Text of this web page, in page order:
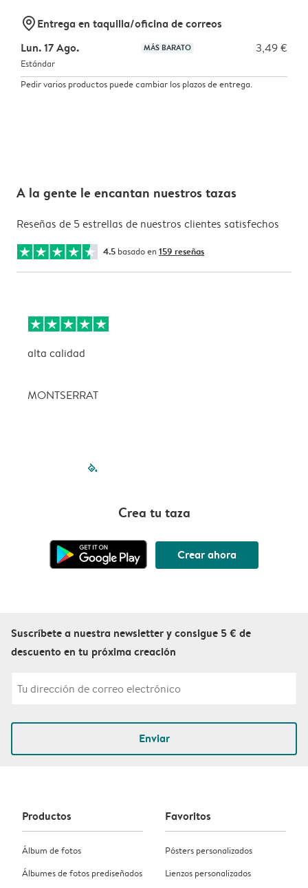
marker-pinEntrega en taquilla/oficina de correos
Lun. 17 Ago.
MÁS BARATO 3,49 €
Estándar
Pedir varios productos puede cambiar los plazos de entrega.
A la gente le encantan nuestros tazas
Reseñas de 5 estrellas de nuestros clientes satisfechos
4.5 basado en 159 reseñas
alta calidad
MONTSERRAT
filled-pagination
Crea tu taza
Crear ahora
Suscríbete a nuestra newsletter y consigue 5 € de
descuento en tu próxima creación
Enviar
Productos
Álbum de fotos
Álbumes de fotos prediseñados
Favoritos
Pósters personalizados
Lienzos personalizados